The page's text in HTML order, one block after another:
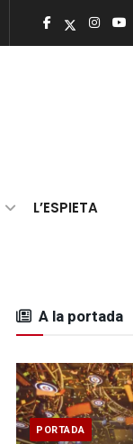
L’ESPIETA
A la portada
PORTADA